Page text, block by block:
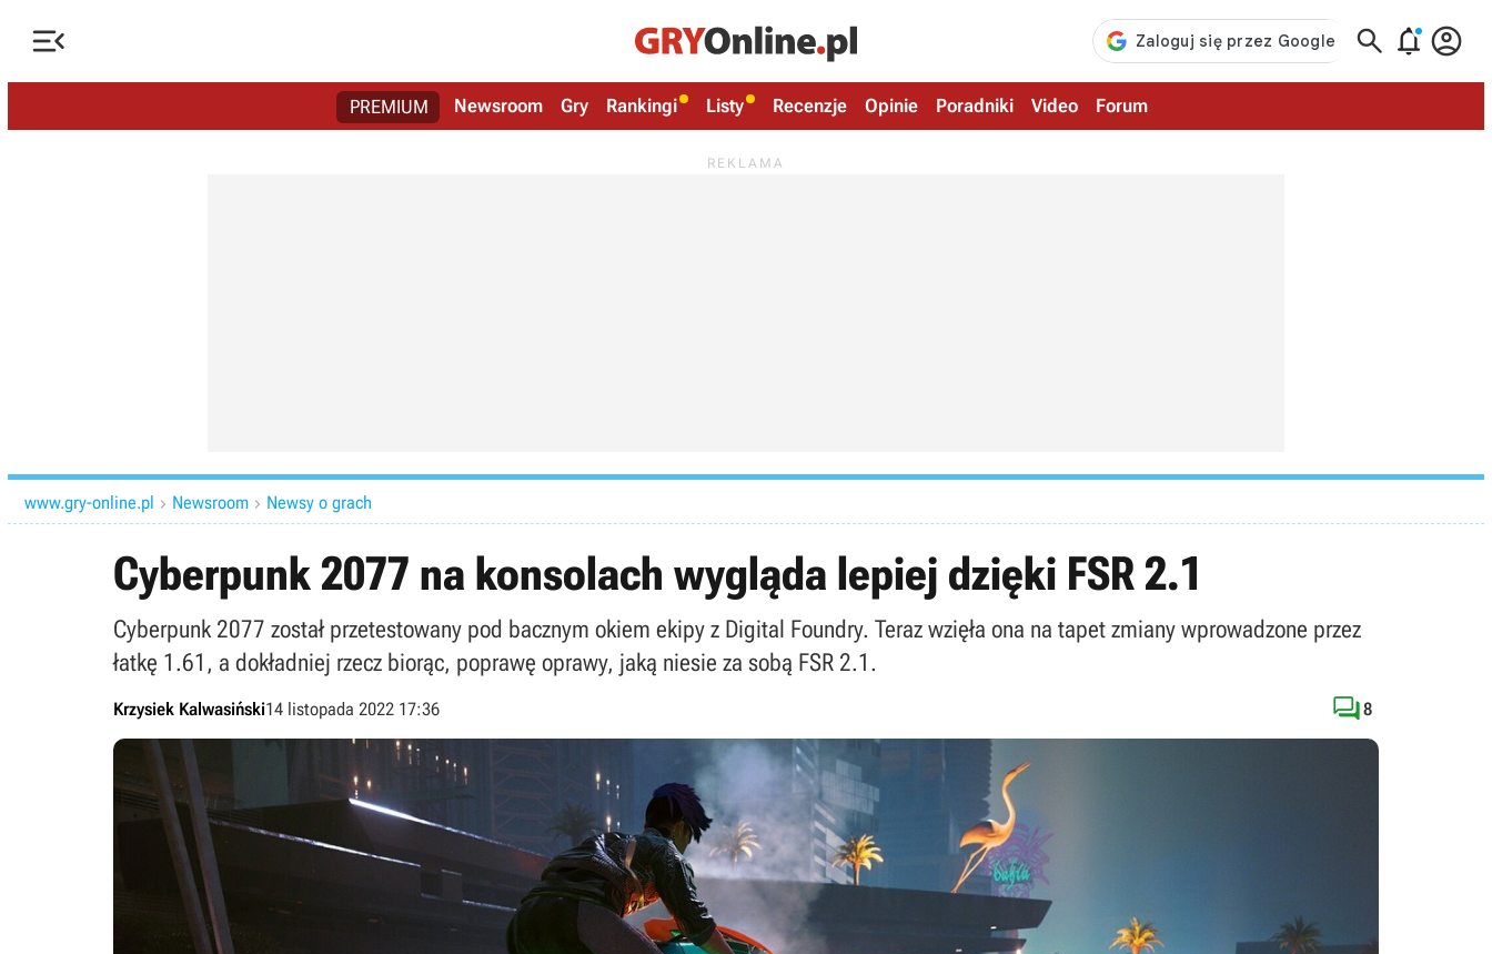
   
PREMIUM Newsroom Gry Rankingi Listy Recenzje Opinie Poradniki Video Forum
www.gry-online.pl  Newsroom  Newsy o grach
Cyberpunk 2077 na konsolach wygląda lepiej dzięki FSR 2.1
Cyberpunk 2077 został przetestowany pod bacznym okiem ekipy z Digital Foundry. Teraz wzięła ona na tapet zmiany wprowadzone przez
łatkę 1.61, a dokładniej rzecz biorąc, poprawę oprawy, jaką niesie za sobą FSR 2.1.
Krzysiek Kalwasiński14 listopada 2022 17:36 8